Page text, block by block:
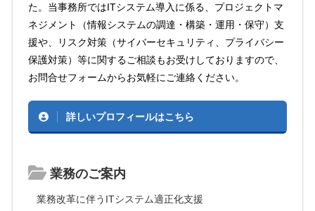
た。当事務所ではITシステム導入に係る、プロジェクトマ
ネジメント（情報システムの調達・構築・運用・保守）支
援や、リスク対策（サイバーセキュリティ、プライバシー
保護対策）等に関するご相談もお受けしておりますので、
お問合せフォームからお気軽にご連絡ください。
詳しいプロフィールはこちら
業務のご案内
業務改革に伴うITシステム適正化支援